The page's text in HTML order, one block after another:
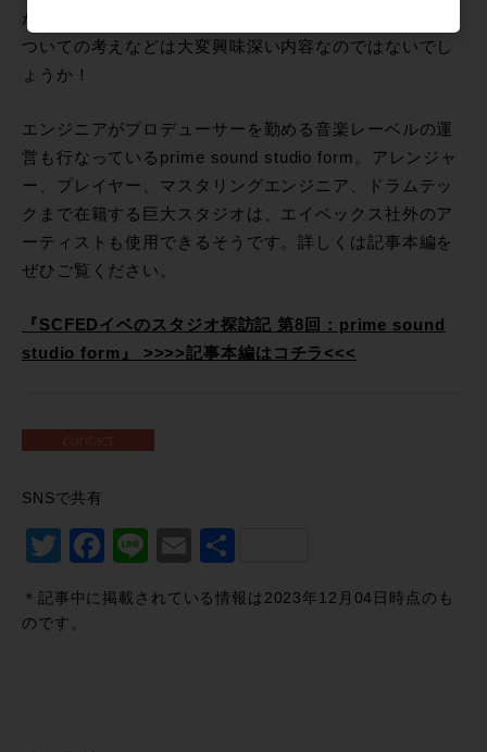
から語られるデジタルプラグインの良さ、AIミックスに
ついての考えなどは大変興味深い内容なのではないでし
ょうか！
エンジニアがプロデューサーを勤める音楽レーベルの運
営も行なっているprime sound studio form。アレンジャ
ー、プレイヤー、マスタリングエンジニア、ドラムテッ
クまで在籍する巨大スタジオは、エイベックス社外のア
ーティストも使用できるそうです。詳しくは記事本編を
ぜひご覧ください。
『SCFEDイベのスタジオ探訪記 第8回：prime sound
studio form』 >>>>記事本編はコチラ<<<
SNSで共有
Twitter
Facebook
LineEmail
有
＊記事中に掲載されている情報は2023年12月04日時点のも
のです。